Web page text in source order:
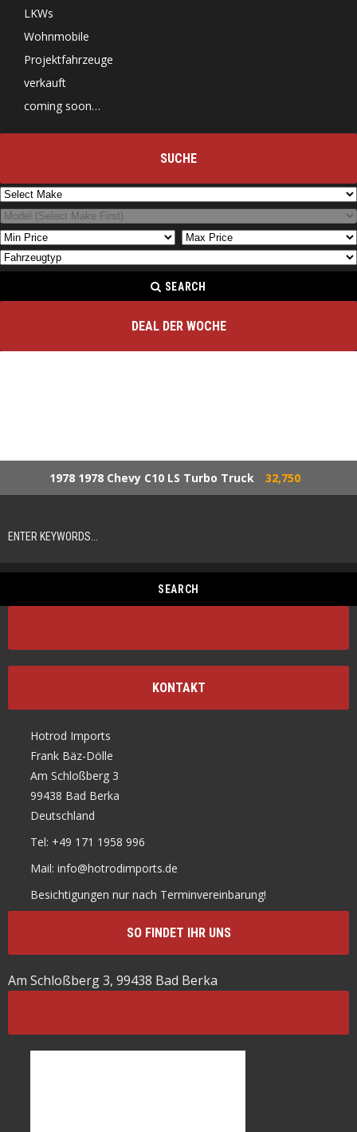
LKWs
Wohnmobile
Projektfahrzeuge
verkauft
coming soon…
SUCHE
SEARCH
DEAL DER WOCHE
1978 1978 Chevy C10 LS Turbo Truck 32,750
KONTAKT
Hotrod Imports
Frank Bäz-Dölle
Am Schloßberg 3
99438 Bad Berka
Deutschland
Tel: +49 171 1958 996
Mail: info@hotrodimports.de
Besichtigungen nur nach Terminvereinbarung!
SO FINDET IHR UNS
Am Schloßberg 3, 99438 Bad Berka